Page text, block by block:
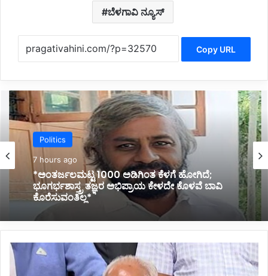
ಬೆಳಗಾವಿ ನ್ಯೂಸ್
Copy URL
Politics
7 hours ago
*ಅಂತರ್ಜಲಮಟ್ಟ 1000 ಅಡಿಗಿಂತ ಕೆಳಗೆ ಹೋಗಿದೆ;
ಭೂಗರ್ಭಶಾಸ್ತ್ರ ತಜ್ಞರ ಅಭಿಪ್ರಾಯ ಕೇಳದೇ ಕೊಳವೆ ಬಾವಿ
Politics
8 hours ago
*ಹೊರಟ್ಟಿಯವರಿಂದ ರಾಜೀನಾಮೆ ಪಡೆದ ಸರ್ಕಾರದ ನಡೆ
ಪರಿಷತ್ ಇಹಾಸದಲ್ಲಿ ಕಪ್ಪು ಚುಕ್ಕೆ:ಬಸವರಾಜ ಬೊಮ್ಮಾಯಿ*
ಕೆ
ಲ